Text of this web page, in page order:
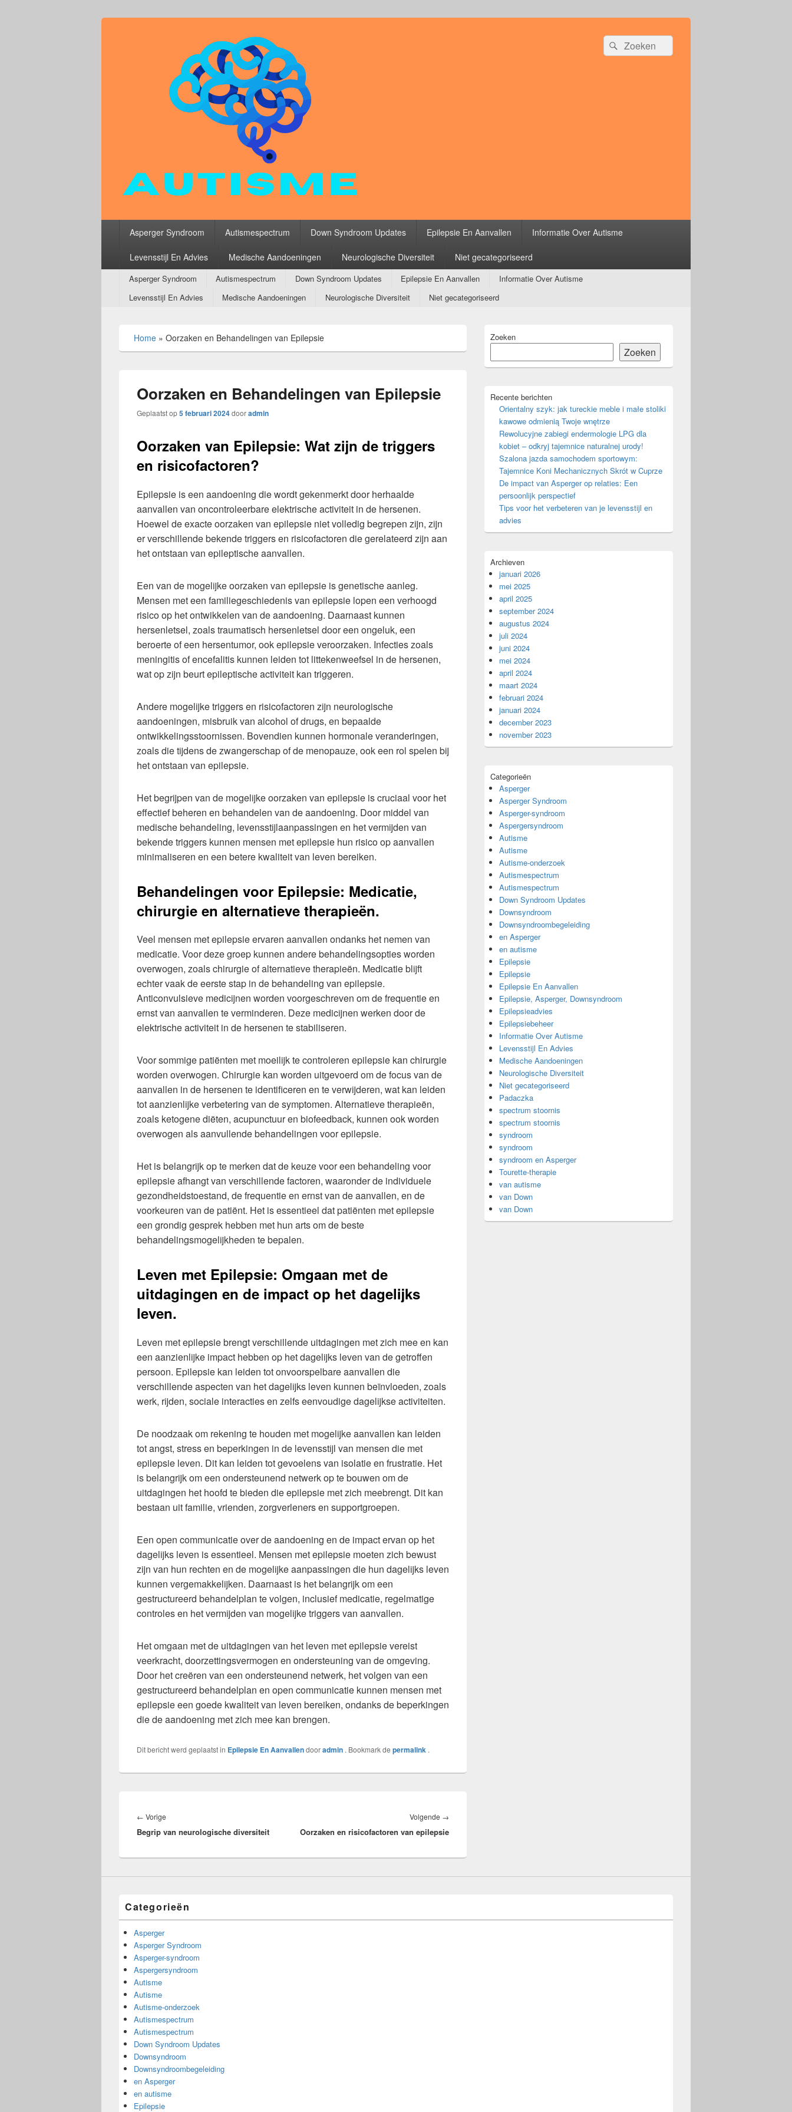
Zoeken
naar:
Zoeken
Asperger Syndroom Autismespectrum Down Syndroom Updates Epilepsie En Aanvallen Informatie Over Autisme
Levensstijl En Advies Medische Aandoeningen Neurologische Diversiteit Niet gecategoriseerd
SubmenuAsperger Syndroom Autismespectrum Down Syndroom Updates Epilepsie En Aanvallen
Informatie Over Autisme
Levensstijl En Advies
Medische Aandoeningen Neurologische Diversiteit Niet gecategoriseerd
Home » Oorzaken en Behandelingen van Epilepsie
Oorzaken en Behandelingen van Epilepsie
Geplaatst op5 februari 2024dooradmin
Oorzaken van Epilepsie: Wat zijn de triggers
en risicofactoren?
Epilepsie is een aandoening die wordt gekenmerkt door herhaalde
aanvallen van oncontroleerbare elektrische activiteit in de hersenen.
Hoewel de exacte oorzaken van epilepsie niet volledig begrepen zijn, zijn
er verschillende bekende triggers en risicofactoren die gerelateerd zijn aan
het ontstaan van epileptische aanvallen.
Een van de mogelijke oorzaken van epilepsie is genetische aanleg.
Mensen met een familiegeschiedenis van epilepsie lopen een verhoogd
risico op het ontwikkelen van de aandoening. Daarnaast kunnen
hersenletsel, zoals traumatisch hersenletsel door een ongeluk, een
beroerte of een hersentumor, ook epilepsie veroorzaken. Infecties zoals
meningitis of encefalitis kunnen leiden tot littekenweefsel in de hersenen,
wat op zijn beurt epileptische activiteit kan triggeren.
Andere mogelijke triggers en risicofactoren zijn neurologische
aandoeningen, misbruik van alcohol of drugs, en bepaalde
ontwikkelingsstoornissen. Bovendien kunnen hormonale veranderingen,
zoals die tijdens de zwangerschap of de menopauze, ook een rol spelen bij
het ontstaan van epilepsie.
Het begrijpen van de mogelijke oorzaken van epilepsie is cruciaal voor het
effectief beheren en behandelen van de aandoening. Door middel van
medische behandeling, levensstijlaanpassingen en het vermijden van
bekende triggers kunnen mensen met epilepsie hun risico op aanvallen
minimaliseren en een betere kwaliteit van leven bereiken.
Behandelingen voor Epilepsie: Medicatie,
chirurgie en alternatieve therapieën.
Veel mensen met epilepsie ervaren aanvallen ondanks het nemen van
medicatie. Voor deze groep kunnen andere behandelingsopties worden
overwogen, zoals chirurgie of alternatieve therapieën. Medicatie blijft
echter vaak de eerste stap in de behandeling van epilepsie.
Anticonvulsieve medicijnen worden voorgeschreven om de frequentie en
ernst van aanvallen te verminderen. Deze medicijnen werken door de
elektrische activiteit in de hersenen te stabiliseren.
Voor sommige patiënten met moeilijk te controleren epilepsie kan chirurgie
worden overwogen. Chirurgie kan worden uitgevoerd om de focus van de
aanvallen in de hersenen te identificeren en te verwijderen, wat kan leiden
tot aanzienlijke verbetering van de symptomen. Alternatieve therapieën,
zoals ketogene diëten, acupunctuur en biofeedback, kunnen ook worden
overwogen als aanvullende behandelingen voor epilepsie.
Het is belangrijk op te merken dat de keuze voor een behandeling voor
epilepsie afhangt van verschillende factoren, waaronder de individuele
gezondheidstoestand, de frequentie en ernst van de aanvallen, en de
voorkeuren van de patiënt. Het is essentieel dat patiënten met epilepsie
een grondig gesprek hebben met hun arts om de beste
behandelingsmogelijkheden te bepalen.
Leven met Epilepsie: Omgaan met de
uitdagingen en de impact op het dagelijks
leven.
Leven met epilepsie brengt verschillende uitdagingen met zich mee en kan
een aanzienlijke impact hebben op het dagelijks leven van de getroffen
persoon. Epilepsie kan leiden tot onvoorspelbare aanvallen die
verschillende aspecten van het dagelijks leven kunnen beïnvloeden, zoals
werk, rijden, sociale interacties en zelfs eenvoudige dagelijkse activiteiten.
De noodzaak om rekening te houden met mogelijke aanvallen kan leiden
tot angst, stress en beperkingen in de levensstijl van mensen die met
epilepsie leven. Dit kan leiden tot gevoelens van isolatie en frustratie. Het
is belangrijk om een ondersteunend netwerk op te bouwen om de
uitdagingen het hoofd te bieden die epilepsie met zich meebrengt. Dit kan
bestaan uit familie, vrienden, zorgverleners en supportgroepen.
Een open communicatie over de aandoening en de impact ervan op het
dagelijks leven is essentieel. Mensen met epilepsie moeten zich bewust
zijn van hun rechten en de mogelijke aanpassingen die hun dagelijks leven
kunnen vergemakkelijken. Daarnaast is het belangrijk om een
gestructureerd behandelplan te volgen, inclusief medicatie, regelmatige
controles en het vermijden van mogelijke triggers van aanvallen.
Het omgaan met de uitdagingen van het leven met epilepsie vereist
veerkracht, doorzettingsvermogen en ondersteuning van de omgeving.
Door het creëren van een ondersteunend netwerk, het volgen van een
gestructureerd behandelplan en open communicatie kunnen mensen met
epilepsie een goede kwaliteit van leven bereiken, ondanks de beperkingen
die de aandoening met zich mee kan brengen.
Dit bericht werd geplaatst in Epilepsie En Aanvallendooradmin . Bookmark de permalink .
navigatie
← Vorige
bericht:
Begrip van neurologische diversiteit
Volgende →
bericht:
Oorzaken en risicofactoren van epilepsie
zijbalk
gebied
Zoeken
Zoeken
Recente berichten
Orientalny szyk: jak tureckie meble i małe stoliki
kawowe odmienią Twoje wnętrze
Rewolucyjne zabiegi endermologie LPG dla
kobiet – odkryj tajemnice naturalnej urody!
Szalona jazda samochodem sportowym:
Tajemnice Koni Mechanicznych Skrót w Cuprze
De impact van Asperger op relaties: Een
persoonlijk perspectief
Tips voor het verbeteren van je levensstijl en
advies
Archieven
januari 2026
mei 2025
april 2025
september 2024
augustus 2024
juli 2024
juni 2024
mei 2024
april 2024
maart 2024
februari 2024
januari 2024
december 2023
november 2023
Categorieën
Asperger
Asperger Syndroom
Asperger-syndroom
Aspergersyndroom
Autisme
Autisme
Autisme-onderzoek
Autismespectrum
Autismespectrum
Down Syndroom Updates
Downsyndroom
Downsyndroombegeleiding
en Asperger
en autisme
Epilepsie
Epilepsie
Epilepsie En Aanvallen
Epilepsie, Asperger, Downsyndroom
Epilepsieadvies
Epilepsiebeheer
Informatie Over Autisme
Levensstijl En Advies
Medische Aandoeningen
Neurologische Diversiteit
Niet gecategoriseerd
Padaczka
spectrum stoornis
spectrum stoornis
syndroom
syndroom
syndroom en Asperger
Tourette-therapie
van autisme
van Down
van Down
Categorieën
Asperger
Asperger Syndroom
Asperger-syndroom
Aspergersyndroom
Autisme
Autisme
Autisme-onderzoek
Autismespectrum
Autismespectrum
Down Syndroom Updates
Downsyndroom
Downsyndroombegeleiding
en Asperger
en autisme
Epilepsie